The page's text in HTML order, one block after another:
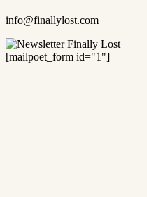
info@finallylost.com
[mailpoet_form id="1"]